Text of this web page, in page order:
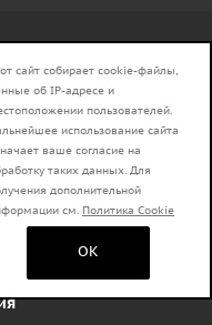
сайт собирает cookie-файлы,
об IP-адресе и
пользователей.
использование сайта
ваше согласие на
таких данных. Для
дополнительной
см. Политика Cookie
OK